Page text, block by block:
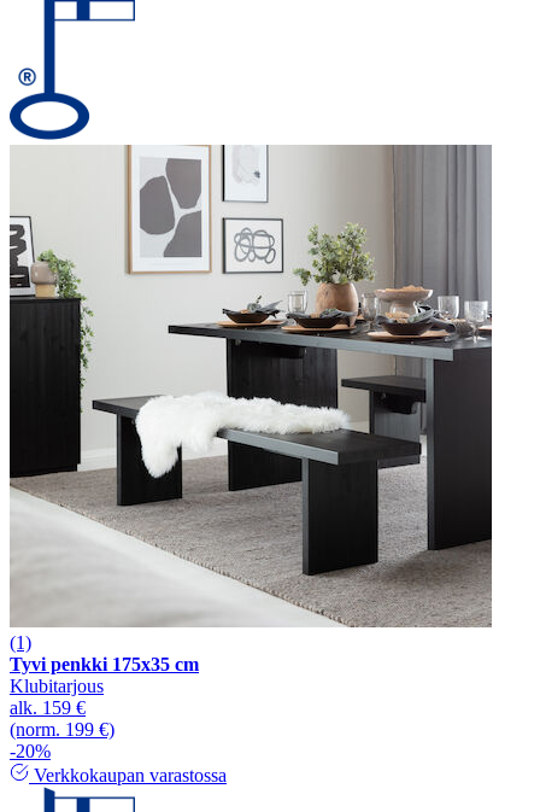
(1)
Tyvi penkki 175x35 cm
Klubitarjous
alk. 159 €
(norm. 199 €)
-20%
Verkkokaupan varastossa